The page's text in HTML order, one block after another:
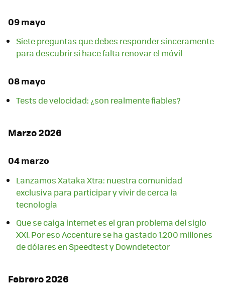
09 mayo
Siete preguntas que debes responder sinceramente
para descubrir si hace falta renovar el móvil
08 mayo
Tests de velocidad: ¿son realmente fiables?
Marzo 2026
04 marzo
Lanzamos Xataka Xtra: nuestra comunidad
exclusiva para participar y vivir de cerca la
tecnología
Que se caiga internet es el gran problema del siglo
XXI. Por eso Accenture se ha gastado 1.200 millones
de dólares en Speedtest y Downdetector
Febrero 2026